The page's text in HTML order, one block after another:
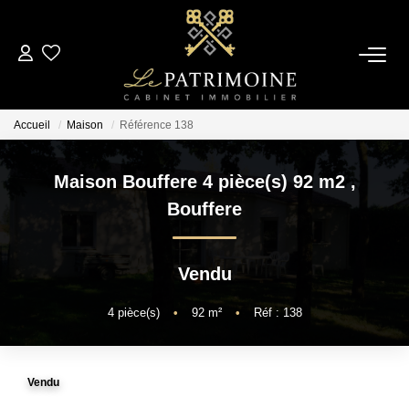
ACCUEIL
L’AGENCE
NOS ANNONCES
Locations
Accueil Maison Référence 138
Maison Bouffere 4 pièce(s) 92 m2,
Bouffere
Vendu
4pièce(s) • 92m² • Réf : 138
Vendu